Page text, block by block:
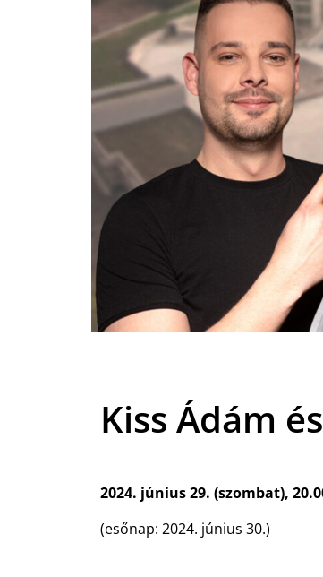
Kiss Ádám
2024. június 29. (szombat),
(esőnap: 2024. június 30.)